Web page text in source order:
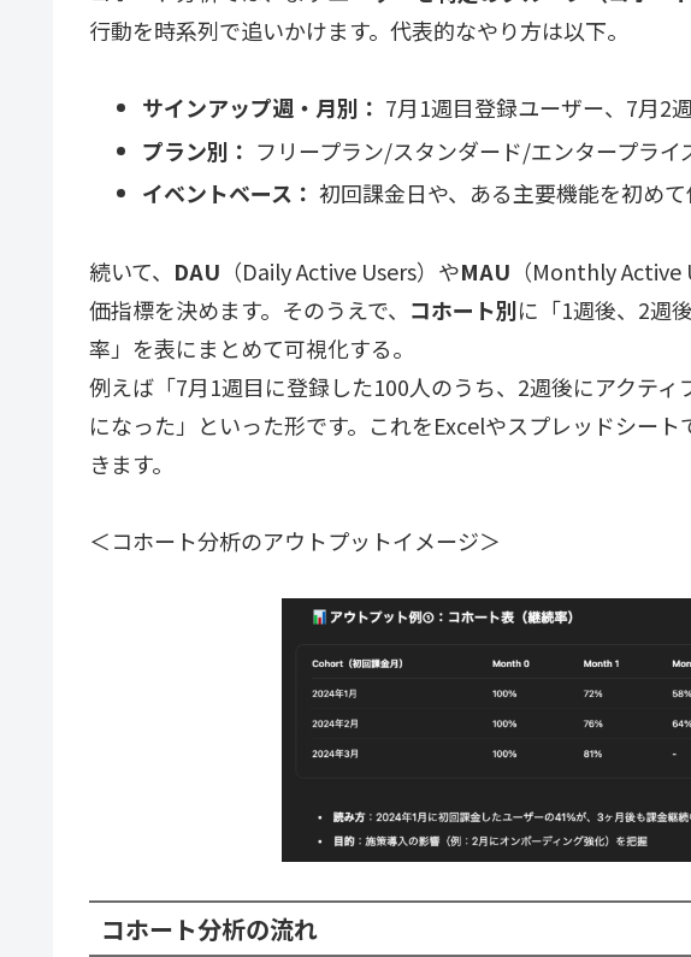
行動を時系列で追いかけます。代表的なやり方は以下。
サインアップ週・月別： 7月1週目登録ユーザー、7月
プラン別： フリープラン/スタンダード/エンタープライ
イベントベース： 初回課金日や、ある主要機能を初め
続いて、 DAU （Daily Active Users）やMAU （Monthly
価指標を決めます。そのうえで、 コホート別に「1週後、2週
率」を表にまとめて可視化する。
例えば「7月1週目に登録した100人のうち、2週後にアクテ
になった」といった形です。これをExcelやスプレッドシー
きます。
＜コホート分析のアウトプットイメージ＞
コホート分析の流れ